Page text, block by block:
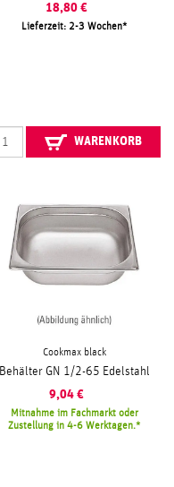
18,80 €
Lieferzeit: 2-3 Wochen
WARENKORB
Cookmax black
Behälter GN 1/2-65 Edelstahl
9,04 €
Mitnahme im Fachmarkt oder
Zustellung in 4-6 Werktagen.